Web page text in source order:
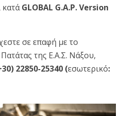
κατάGLOBAL G.A.P.Version
σε επαφή με το
της Ε.Α.Σ. Νάξου,
22850-25340 (εσωτερικό: